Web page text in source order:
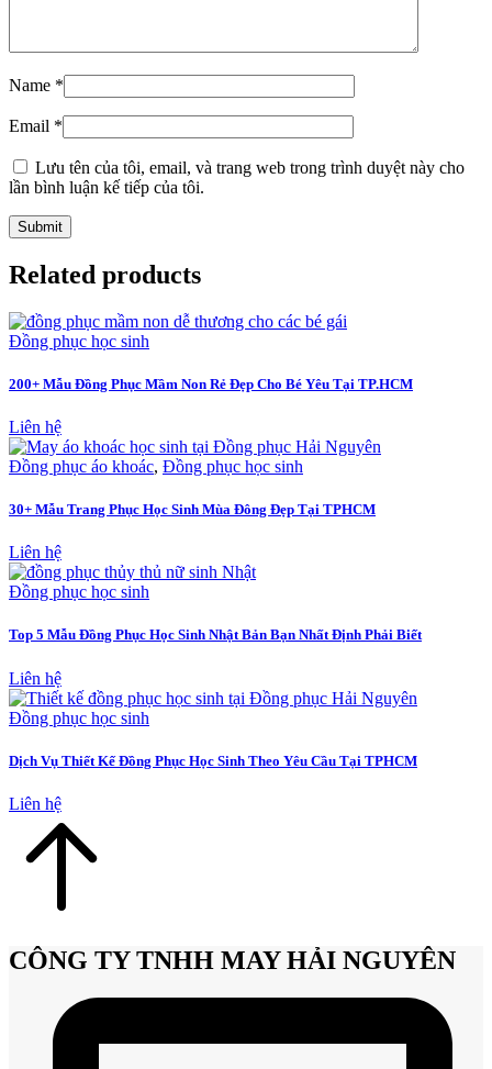
Name *
Email *
Lưu tên của tôi, email, và trang web trong trình duyệt này cho
lần bình luận kế tiếp của tôi.
Related products
Đồng phục học sinh
200+ Mẫu Đồng Phục Mầm Non Rẻ Đẹp Cho Bé Yêu Tại TP.HCM
Liên hệ
Đồng phục áo khoác, Đồng phục học sinh
30+ Mẫu Trang Phục Học Sinh Mùa Đông Đẹp Tại TPHCM
Liên hệ
Đồng phục học sinh
Top 5 Mẫu Đồng Phục Học Sinh Nhật Bản Bạn Nhất Định Phải Biết
Liên hệ
Đồng phục học sinh
Dịch Vụ Thiết Kế Đồng Phục Học Sinh Theo Yêu Cầu Tại TPHCM
Liên hệ
CÔNG TY TNHH MAY HẢI NGUYÊN